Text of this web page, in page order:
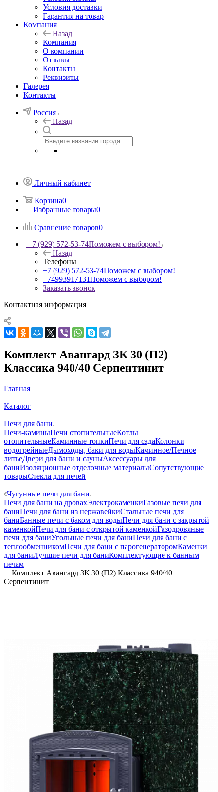
Условия доставки
Гарантия на товар
Компания
Назад
Компания
О компании
Отзывы
Контакты
Реквизиты
Галерея
Контакты
Россия
Назад
Личный кабинет
Корзина0
Избранные товары0
Сравнение товаров0
+7 (929) 572-53-74Поможем с выбором!
Назад
Телефоны
+7 (929) 572-53-74Поможем с выбором!
+74993917131Поможем с выбором!
Заказать звонок
Контактная информация
Комплект Авангард ЗК 30 (П2)
Классика 940/40 Серпентинит
Главная
—
Каталог
—
Печи для бани
Печи-каминыПечи отопительныеКотлы
отопительныеКаминные топкиПечи для садаКолонки
водогрейныеДымоходы, баки для водыКаминное/Печное
литьеДвери для бани и сауныАксессуары для
баниИзоляционные отделочные материалыСопутствующие
товарыСтекла для печей
—
Чугунные печи для бани
Печи для бани на дровахЭлектрокаменкиГазовые печи для
баниПечи для бани из нержавейкиСтальные печи для
баниБанные печи с баком для водыПечи для бани с закрытой
каменкойПечи для бани с открытой каменкойГазодровяные
печи для баниУгольные печи для баниПечи для бани с
теплообменникомПечи для бани с парогенераторомКаменки
для баниЛучшие печи для баниКомплектующие к банным
печам
—Комплект Авангард ЗК 30 (П2) Классика 940/40
Серпентинит